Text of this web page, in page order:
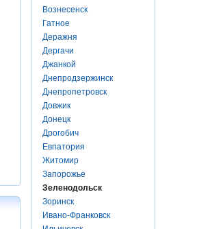
Вознесенск
Гатное
Деражня
Дергачи
Джанкой
Днепродзержинск
Днепропетровск
Довжик
Донецк
Дрогобич
Евпатория
Житомир
Запорожье
Зеленодольск
Зоринск
Ивано-Франковск